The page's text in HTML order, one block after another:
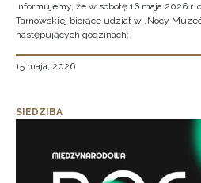
Informujemy, że w sobotę 16 maja 2026
Tarnowskiej biorące udział w „Nocy
następujących godzinach:
15 maja, 2026
SIEDZIBA